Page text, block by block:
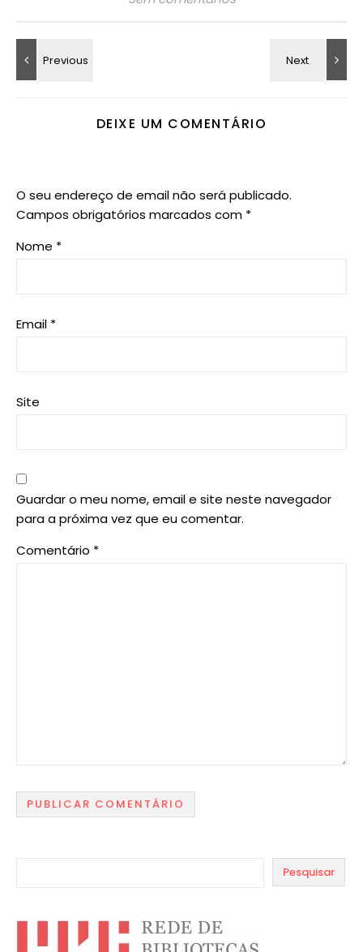
DEIXE UM COMENTÁRIO
O seu endereço de email não será publicado.
Campos obrigatórios marcados com *
Nome *
Email *
Site
Guardar o meu nome, email e site neste navegador
para a próxima vez que eu comentar.
Comentário *
Pesquisar